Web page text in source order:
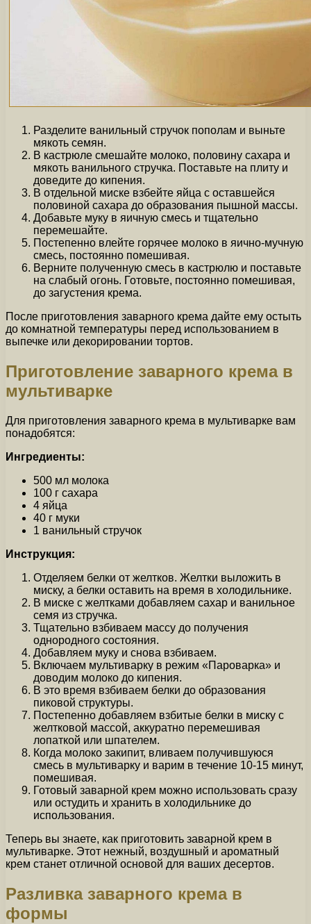
Разделите ванильный стручок пополам и выньте
мякоть семян.
В кастрюле смешайте молоко, половину сахара и
мякоть ванильного стручка. Поставьте на плиту и
доведите до кипения.
В отдельной миске взбейте яйца с оставшейся
половиной сахара до образования пышной массы.
Добавьте муку в яичную смесь и тщательно
перемешайте.
Постепенно влейте горячее молоко в яично-мучную
смесь, постоянно помешивая.
Верните полученную смесь в кастрюлю и поставьте
на слабый огонь. Готовьте, постоянно помешивая,
до загустения крема.
После приготовления заварного крема дайте ему остыть
до комнатной температуры перед использованием в
выпечке или декорировании тортов.
Приготовление заварного крема в
мультиварке
Для приготовления заварного крема в мультиварке вам
понадобятся:
Ингредиенты:
500 мл молока
100 г сахара
4 яйца
40 г муки
1 ванильный стручок
Инструкция:
Отделяем белки от желтков. Желтки выложить в
миску, а белки оставить на время в холодильнике.
В миске с желтками добавляем сахар и ванильное
семя из стручка.
Тщательно взбиваем массу до получения
однородного состояния.
Добавляем муку и снова взбиваем.
Включаем мультиварку в режим «Пароварка» и
доводим молоко до кипения.
В это время взбиваем белки до образования
пиковой структуры.
Постепенно добавляем взбитые белки в миску с
желтковой массой, аккуратно перемешивая
лопаткой или шпателем.
Когда молоко закипит, вливаем получившуюся
смесь в мультиварку и варим в течение 10-15 минут,
помешивая.
Готовый заварной крем можно использовать сразу
или остудить и хранить в холодильнике до
использования.
Теперь вы знаете, как приготовить заварной крем в
мультиварке. Этот нежный, воздушный и ароматный
крем станет отличной основой для ваших десертов.
Разливка заварного крема в
формы